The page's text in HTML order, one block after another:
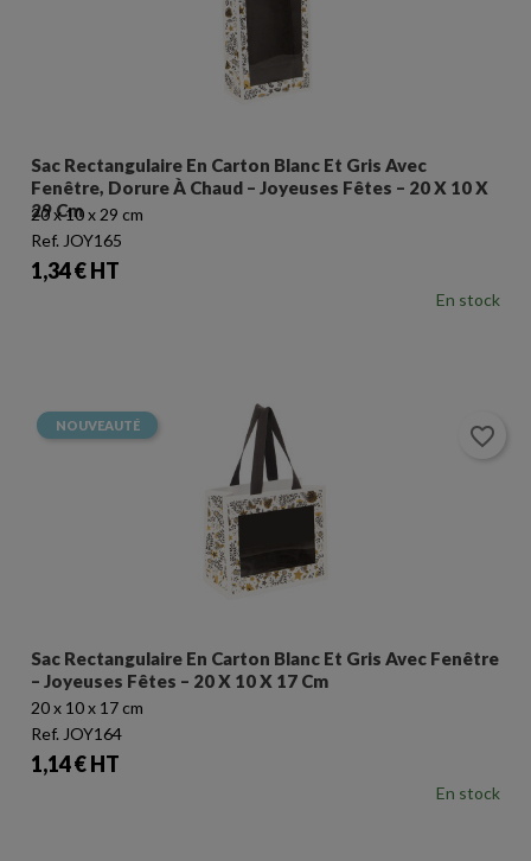
Sac Rectangulaire En Carton Blanc Et Gris Avec
Fenêtre, Dorure À Chaud – Joyeuses Fêtes – 20 X 10 X
29 Cm
20 x 10 x 29 cm
Ref. JOY165
Prix
1,34 € HT
En stock
Sac Rectangulaire En Carton Blanc Et Gris Avec Fenêtre
– Joyeuses Fêtes – 20 X 10 X 17 Cm
20 x 10 x 17 cm
Ref. JOY164
Prix
1,14 € HT
En stock
NOUVEAUTÉ favorite_border